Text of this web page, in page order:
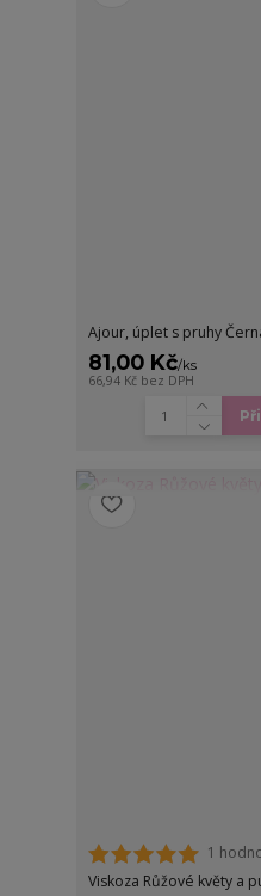
Ajour, úplet s pruhy
81,00 Kč/ks
66,94 Kč bez DPH
1
Viskoza Růžové květy a